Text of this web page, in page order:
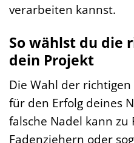
verarbeiten kannst.
So wählst du die
dein Projekt
Die Wahl der
für den Erfolg deines
falsche Nadel kann zu
Fadenziehern oder